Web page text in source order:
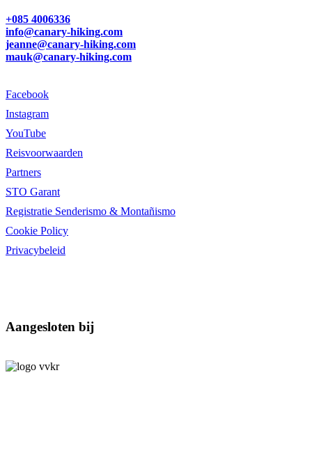
+085 4006336
info@canary-hiking.com
jeanne@canary-hiking.com
mauk@canary-hiking.com
Facebook
Instagram
YouTube
Reisvoorwaarden
Partners
STO Garant
Registratie Senderismo & Montañismo
Cookie Policy
Privacybeleid
Aangesloten bij